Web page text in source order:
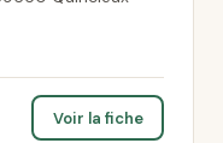
Voir la fiche